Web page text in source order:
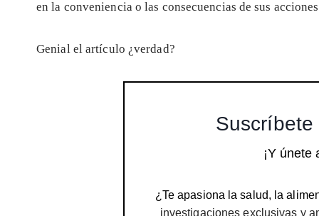
en la conveniencia o las consecuencias de sus
Genial el artículo ¿verdad?
Suscríbete
¡Y únete
¿Te apasiona la salud, la
investigaciones exclusivas y